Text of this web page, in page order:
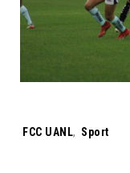
Tags:
FCC UANL, Sport